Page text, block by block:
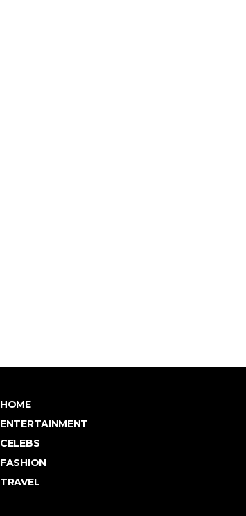
HOME
ENTERTAINMENT
CELEBS
FASHION
TRAVEL